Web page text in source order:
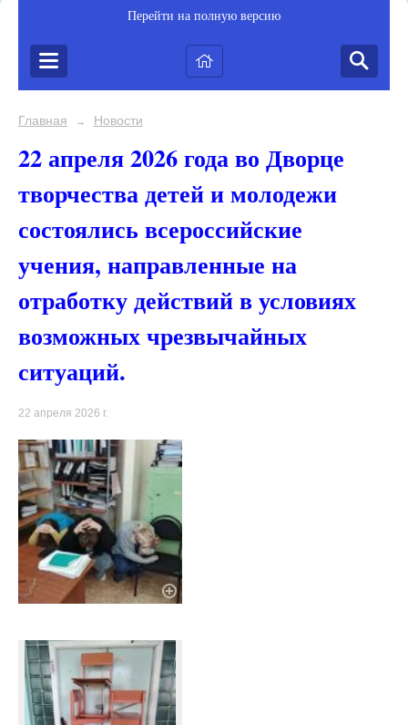
Перейти на полную версию
Главная → Новости
22 апреля 2026 года во Дворце
творчества детей и молодежи
состоялись всероссийские
учения, направленные на
отработку действий в условиях
возможных чрезвычайных
ситуаций.
22 апреля 2026 г.